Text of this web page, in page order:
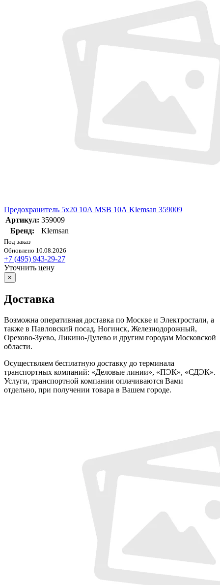
Предохранитель 5х20 10А MSB 10А Klemsan 359009
Артикул: 359009
Бренд:
Klemsan
Под заказ
Обновлено 10.08.2026
+7 (495) 943-29-27
Уточнить цену
×
Доставка
Возможна оперативная доставка по Москве и Электростали, а
также в Павловский посад, Ногинск, Железнодорожный,
Орехово-Зуево, Ликино-Дулево и другим городам Московской
области.
Осуществляем бесплатную доставку до терминала
транспортных компаний: «Деловые линии», «ПЭК», «СДЭК».
Услуги, транспортной компании оплачиваются Вами
отдельно, при получении товара в Вашем городе.